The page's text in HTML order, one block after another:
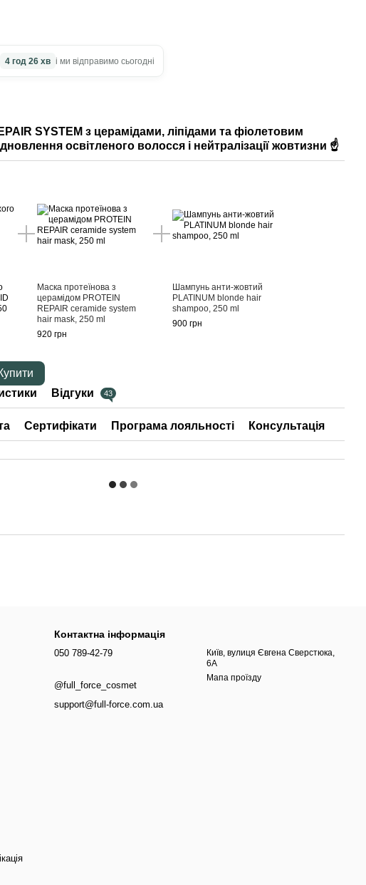
4 год 26 хв і ми відправимо сьогодні
SYSTEM з церамідами, ліпідами та фіолетовим
освітленого волосся і нейтралізації жовтизни ☝️
Маска протеїнова з
церамідом PROTEIN
REPAIR ceramide system
hair mask, 250 ml
920 грн
Шампунь анти-жовтий
PLATINUM blonde hair
shampoo, 250 ml
900 грн
Відгуки 43
Сертифікати Програма лояльності Консультація
Контактна інформація
050 789-42-79
@full_force_cosmet
support@full-force.com.ua
Київ, вулиця Євгена Сверстюка,
6А
Мапа проїзду